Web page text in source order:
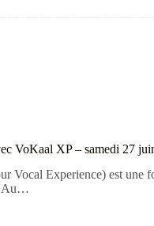
VoKaal XP – samedi 27
Vocal Experience) est une
Au…